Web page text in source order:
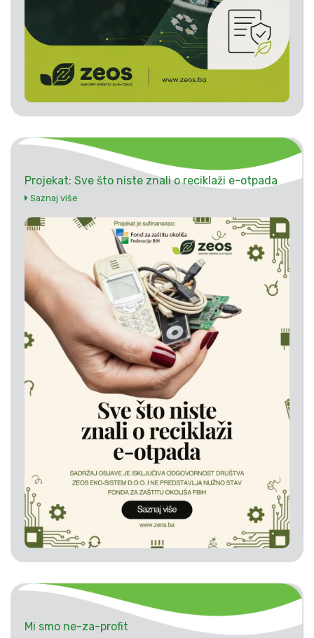
Projekat: Sve što niste znali o reciklaži e-otpada
Saznaj više
Mi smo ne-za-profit